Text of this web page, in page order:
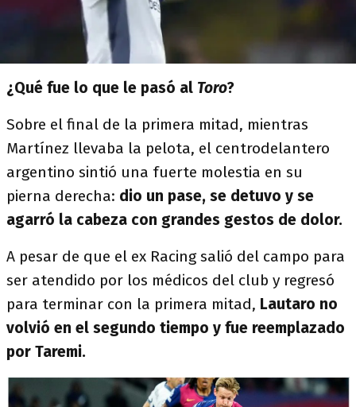
¿Qué fue lo que le pasó al Toro?
Sobre el final de la primera mitad, mientras
Martínez llevaba la pelota, el centrodelantero
argentino sintió una fuerte molestia en su
pierna derecha: dio un pase, se detuvo y se
agarró la cabeza con grandes gestos de dolor.
A pesar de que el ex Racing salió del campo para
ser atendido por los médicos del club y regresó
para terminar con la primera mitad, Lautaro no
volvió en el segundo tiempo y fue reemplazado
por Taremi.